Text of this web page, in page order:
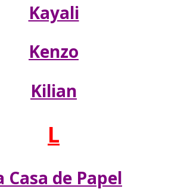
Kayali
Kenzo
Kilian
L
Casa de Papel